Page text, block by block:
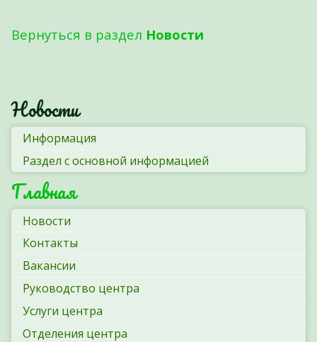
Вернуться в раздел Новости
Новости
Информация
Раздел с основной информацией
Главная
Новости
Контакты
Вакансии
Руководство центра
Услуги центра
Отделения центра